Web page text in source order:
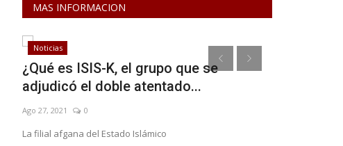
MAS INFORMACION
Noticias
¿Qué es ISIS-K, el grupo que se
adjudicó el doble atentado...
Ago 27, 2021 0
La filial afgana del Estado Islámico